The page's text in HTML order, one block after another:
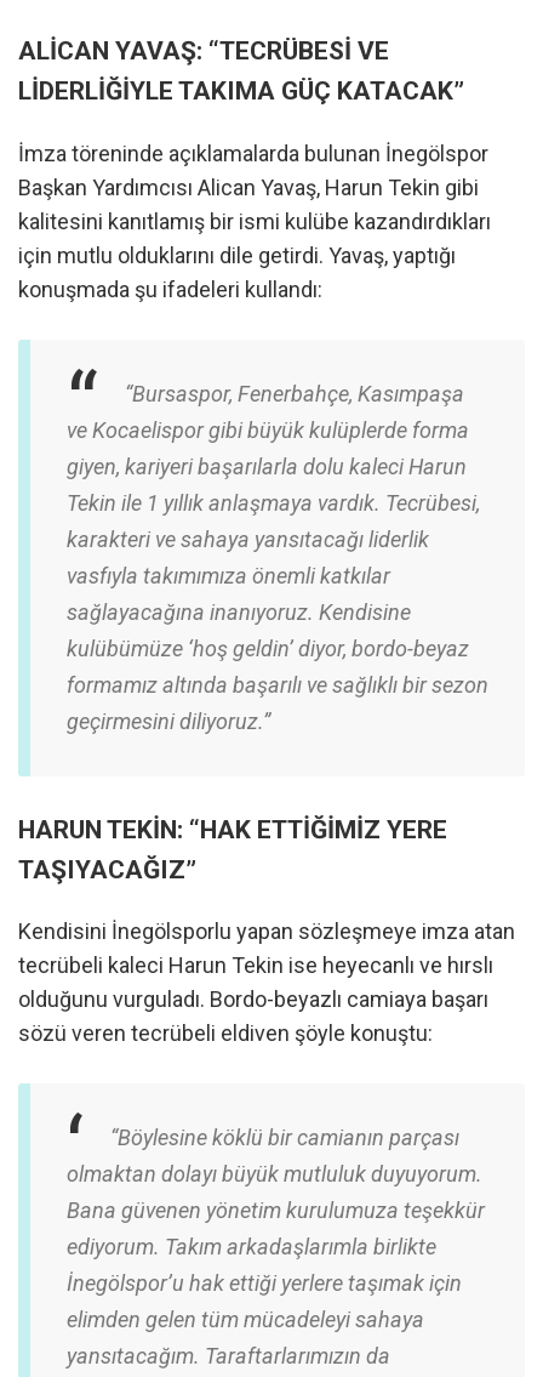
ALİCAN YAVAŞ: “TECRÜBESİ VE
LİDERLİĞİYLE TAKIMA GÜÇ KATACAK”
İmza töreninde açıklamalarda bulunan İnegölspor
Başkan Yardımcısı Alican Yavaş, Harun Tekin gibi
kalitesini kanıtlamış bir ismi kulübe kazandırdıkları
için mutlu olduklarını dile getirdi. Yavaş, yaptığı
konuşmada şu ifadeleri kullandı:
“Bursaspor, Fenerbahçe, Kasımpaşa
ve Kocaelispor gibi büyük kulüplerde forma
giyen, kariyeri başarılarla dolu kaleci Harun
Tekin ile 1 yıllık anlaşmaya vardık. Tecrübesi,
karakteri ve sahaya yansıtacağı liderlik
vasfıyla takımımıza önemli katkılar
sağlayacağına inanıyoruz. Kendisine
kulübümüze ‘hoş geldin’ diyor, bordo-beyaz
formamız altında başarılı ve sağlıklı bir sezon
geçirmesini diliyoruz.”
HARUN TEKİN: “HAK ETTİĞİMİZ YERE
TAŞIYACAĞIZ”
Kendisini İnegölsporlu yapan sözleşmeye imza atan
tecrübeli kaleci Harun Tekin ise heyecanlı ve hırslı
olduğunu vurguladı. Bordo-beyazlı camiaya başarı
sözü veren tecrübeli eldiven şöyle konuştu:
“Böylesine köklü bir camianın parçası
olmaktan dolayı büyük mutluluk duyuyorum.
Bana güvenen yönetim kurulumuza teşekkür
ediyorum. Takım arkadaşlarımla birlikte
İnegölspor’u hak ettiği yerlere taşımak için
elimden gelen tüm mücadeleyi sahaya
yansıtacağım. Taraftarlarımızın da